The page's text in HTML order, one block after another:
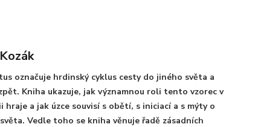
označuje hrdinský cyklus cesty do jiného světa a
Kniha ukazuje, jak významnou roli tento vzorec v
hraje a jak úzce souvisí s obětí, s iniciací a s mýty o
Vedle toho se kniha věnuje řadě zásadních